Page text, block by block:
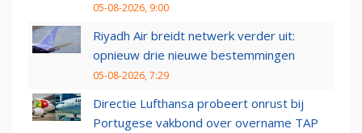
05-08-2026, 9:00
Riyadh Air breidt netwerk verder uit:
opnieuw drie nieuwe bestemmingen
05-08-2026, 7:29
Directie Lufthansa probeert onrust bij
Portugese vakbond over overname TAP